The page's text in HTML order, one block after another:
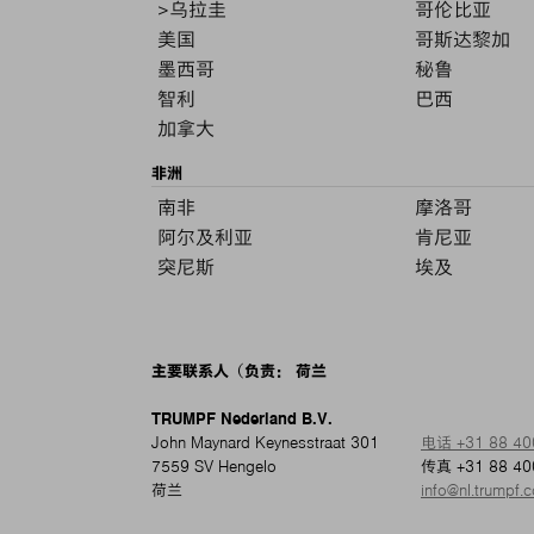
>乌拉圭
哥伦比亚
美国
哥斯达黎加
墨西哥
秘鲁
智利
巴西
加拿大
非洲
南非
摩洛哥
阿尔及利亚
肯尼亚
突尼斯
埃及
主要联系人（负责： 荷兰
TRUMPF Nederland B.V.
John Maynard Keynesstraat 301
7559 SV Hengelo
荷兰
电话 +31 88
传真 +31 88